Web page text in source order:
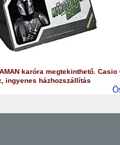
karóra megtekinthető.Casio
,ingyenes házhozszállítás